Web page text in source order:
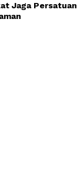
Jaga Persatuan